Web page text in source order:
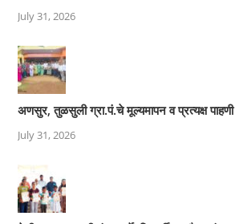
July 31, 2026
अणसुर, तुळसुली ग्रा.पं.चे मूल्यमापन व प्रत्यक्ष पाहणी
July 31, 2026